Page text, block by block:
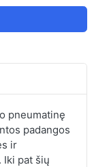
pneumatinę
padangos
ir
Iki pat šių